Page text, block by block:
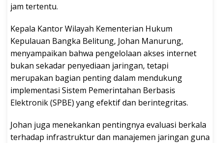
jam tertentu.
Kepala Kantor Wilayah Kementerian Hukum
Kepulauan Bangka Belitung, Johan Manurung,
menyampaikan bahwa pengelolaan akses internet
bukan sekadar penyediaan jaringan, tetapi
merupakan bagian penting dalam mendukung
implementasi Sistem Pemerintahan Berbasis
Elektronik (SPBE) yang efektif dan berintegritas.
Johan juga menekankan pentingnya evaluasi berkala
terhadap infrastruktur dan manajemen jaringan guna